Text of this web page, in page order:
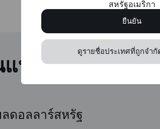
สหรัฐอเมริกา
ยืนยัน
ดูรายชื่อประเทศที่ถูกจำ
วัตถุประส
แบรนด์
ลดอลลาร์สหรัฐ